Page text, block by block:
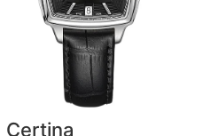
Certina